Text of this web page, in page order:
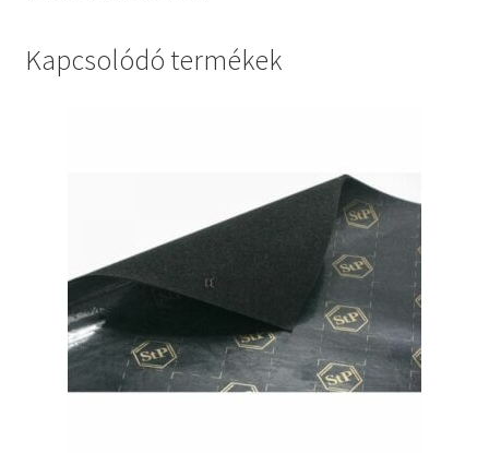
Kapcsolódó termékek